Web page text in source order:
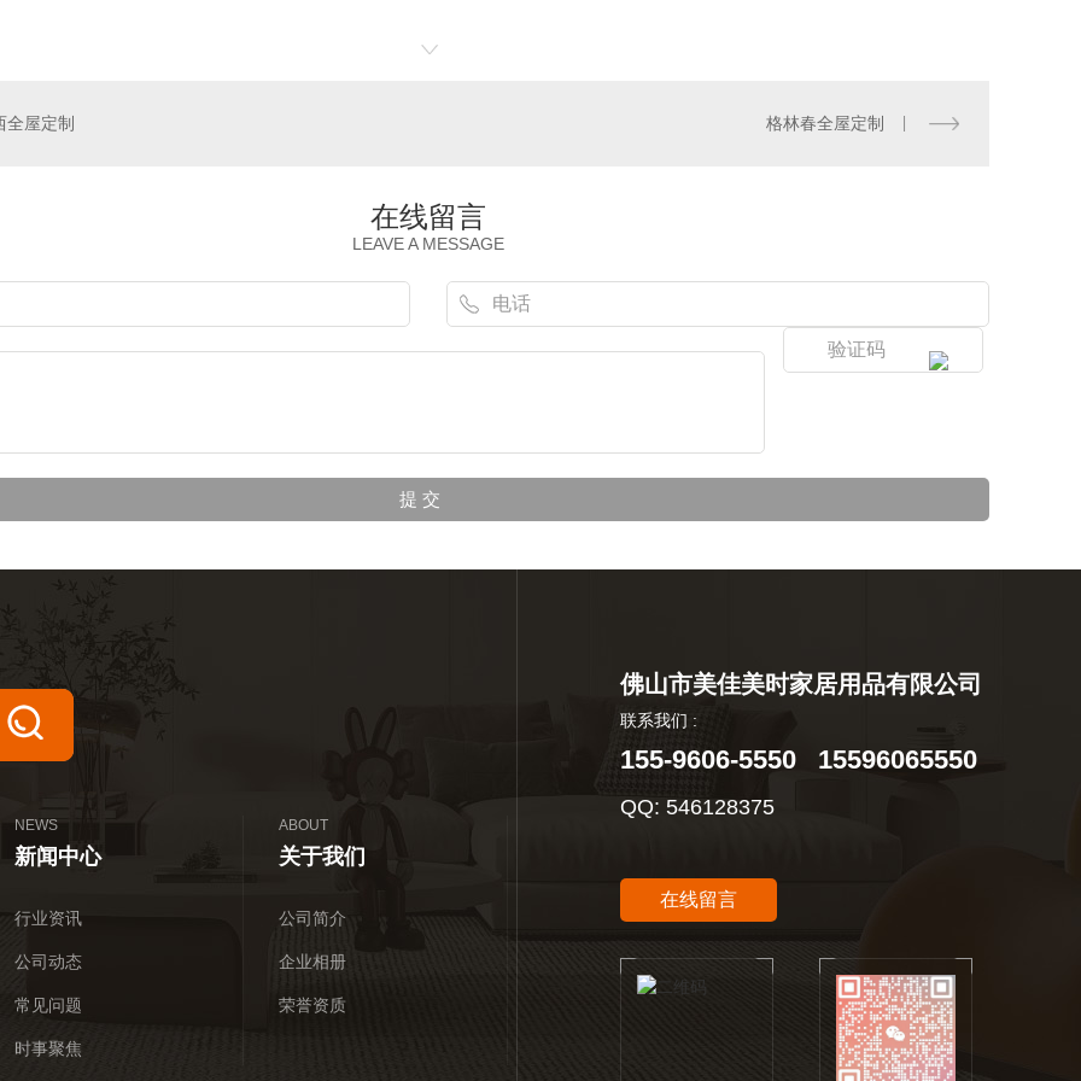
全屋定制 格林春全屋定制
在线留言
LEAVE A MESSAGE
NEWS
新闻中心
行业资讯
公司动态
常见问题
时事聚焦
ABOUT
关于我们
公司简介
企业相册
荣誉资质
佛山市美佳美时家居用品有限公司
联系我们 :
155-9606-5550 15596065550
QQ: 546128375
在线留言